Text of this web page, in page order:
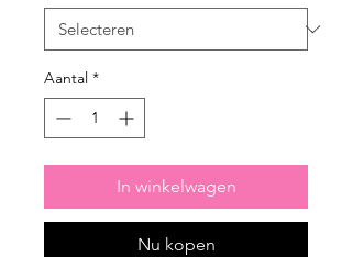
Aantal *
In winkelwagen
Nu kopen